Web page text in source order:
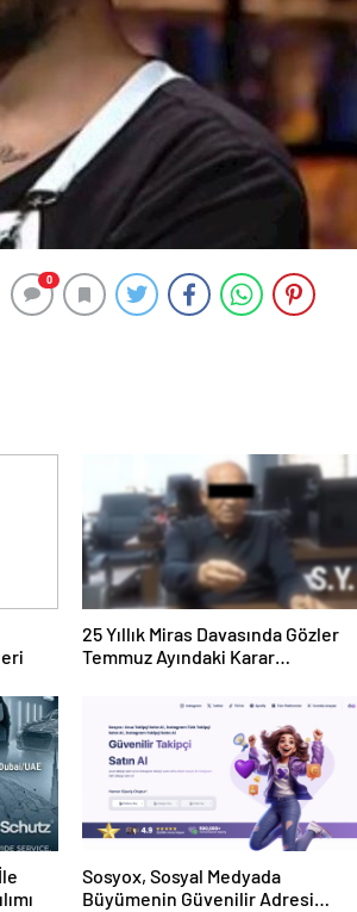
0
25 Yıllık Miras Davasında Gözler
Temmuz Ayındaki Karar
Sosyox, Sosyal Medyada
Büyümenin Güvenilir Adresi